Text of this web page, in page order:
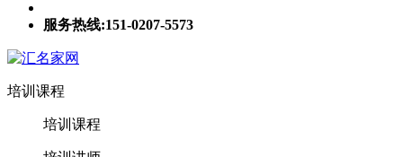
服务热线:151-0207-5573
培训课程
培训课程